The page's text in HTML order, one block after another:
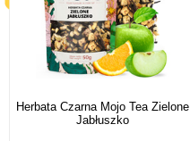
Herbata Czarna Mojo Tea Zielone
Jabłuszko